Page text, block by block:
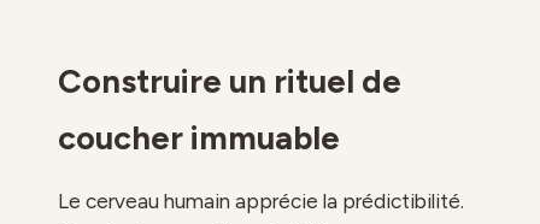
Construire un rituel de
coucher immuable
Le cerveau humain apprécie la prédictibilité.